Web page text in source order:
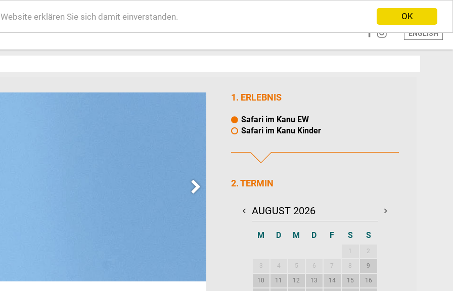
OK
erklären Sie sich damit einverstanden.
ANBIETER WERDEN HOME
ENGLISH
1. ERLEBNIS
Safari im Kanu EW
Safari im Kanu Kinder
2. TERMIN
AUGUST 2026
M D M D F S S
1 2
3 4 5 6 7 8 9
10 11 12 13 14 15 16
SEPTEMBER